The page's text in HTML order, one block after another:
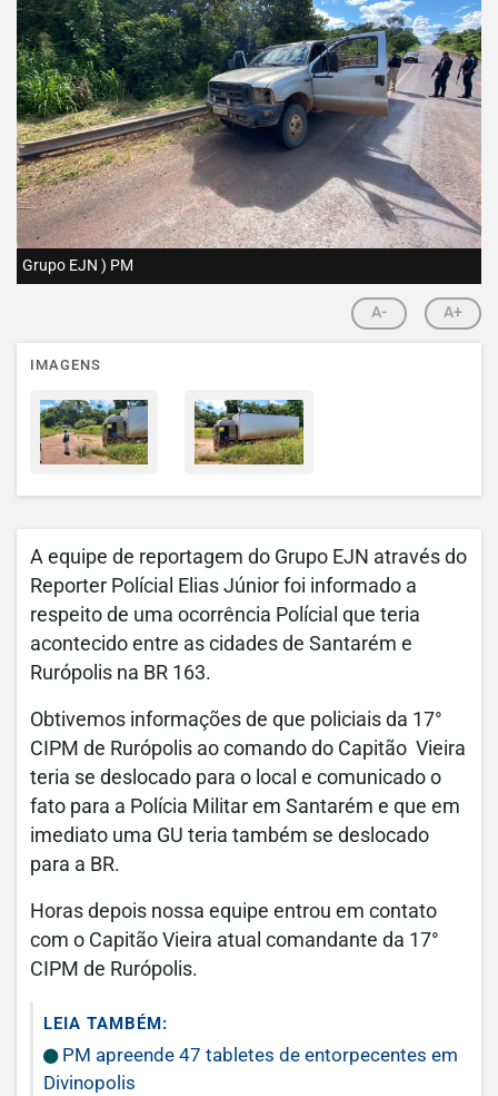
Grupo EJN ) PM
A- A+
IMAGENS
A equipe de reportagem do Grupo EJN através do
Reporter Polícial Elias Júnior foi informado a
respeito de uma ocorrência Polícial que teria
acontecido entre as cidades de Santarém e
Rurópolis na BR 163.
Obtivemos informações de que policiais da 17°
CIPM de Rurópolis ao comando do Capitão Vieira
teria se deslocado para o local e comunicado o
fato para a Polícia Militar em Santarém e que em
imediato uma GU teria também se deslocado
para a BR.
Horas depois nossa equipe entrou em contato
com o Capitão Vieira atual comandante da 17°
CIPM de Rurópolis.
LEIA TAMBÉM:
PM apreende 47 tabletes de entorpecentes em
Divinopolis